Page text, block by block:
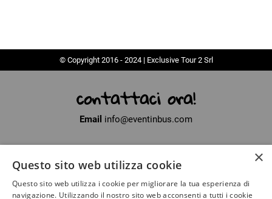
© Copyright 2016 - 2024 | Exclusive Tour 2 Srl
contattaci ora!
Email info@eventinbus.com
Partita Iva01371040450
Iscritto al registro delle Imprese di La Spezia
×
Questo sito web utilizza cookie
Questo sito web utilizza i cookie per migliorare la tua esperienza di
navigazione. Utilizzando il nostro sito web acconsenti a tutti i cookie